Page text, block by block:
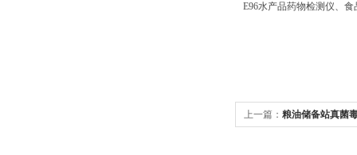
E96水产品药物检测仪、
上一篇： 粮油储备站真菌